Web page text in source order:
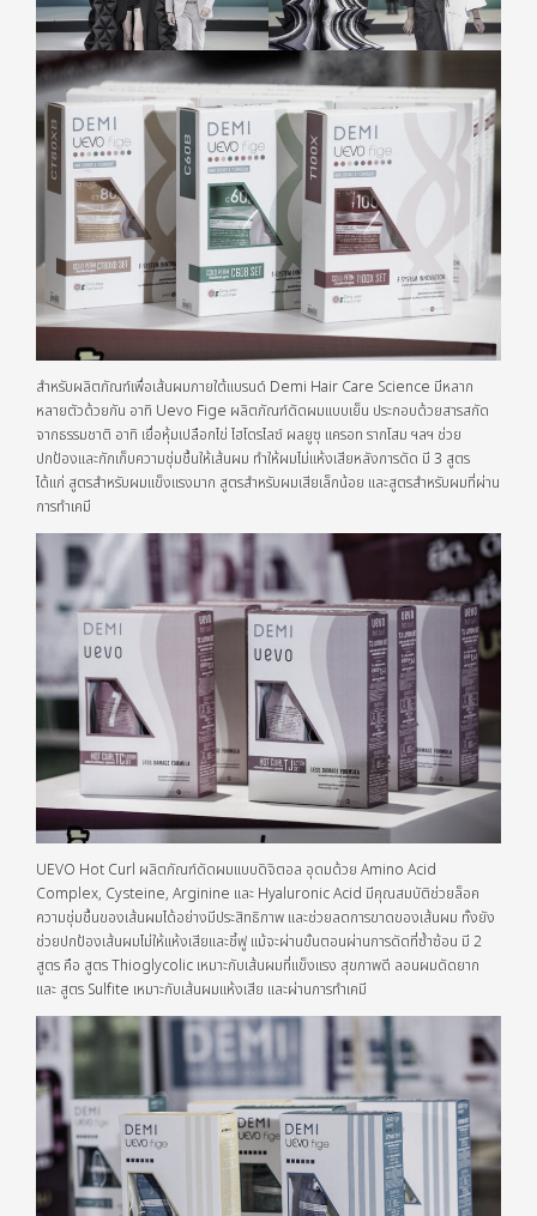
สำหรับผลิตภัณฑ์เพื่อเส้นผมภายใต้แบรนด์ Demi Hair Care Science มีหลาก
หลายตัวด้วยกัน อาทิ Uevo Fige ผลิตภัณฑ์ดัดผมแบบเย็น ประกอบด้วยสารสกัด
จากธรรมชาติ อาทิ เยื่อหุ้มเปลือกไข่ ไฮโดรไลซ์ ผลยูซุ แครอท รากโสม ฯลฯ ช่วย
ปกป้องและกักเก็บความชุ่มชื้นให้เส้นผม ทำให้ผมไม่แห้งเสียหลังการดัด มี 3 สูตร
ได้แก่ สูตรสำหรับผมแข็งแรงมาก สูตรสำหรับผมเสียเล็กน้อย และสูตรสำหรับผมที่ผ่าน
การทำเคมี
UEVO Hot Curl ผลิตภัณฑ์ดัดผมแบบดิจิตอล อุดมด้วย Amino Acid
Complex, Cysteine, Arginine และ Hyaluronic Acid มีคุณสมบัติช่วยล็อค
ความชุ่มชื้นของเส้นผมได้อย่างมีประสิทธิภาพ และช่วยลดการขาดของเส้นผม ทั้งยัง
ช่วยปกป้องเส้นผมไม่ให้แห้งเสียและชี้ฟู แม้จะผ่านขั้นตอนผ่านการดัดที่ซ้ำซ้อน มี 2
สูตร คือ สูตร Thioglycolic เหมาะกับเส้นผมที่แข็งแรง สุขภาพดี ลอนผมดัดยาก
และ สูตร Sulfite เหมาะกับเส้นผมแห้งเสีย และผ่านการทำเคมี